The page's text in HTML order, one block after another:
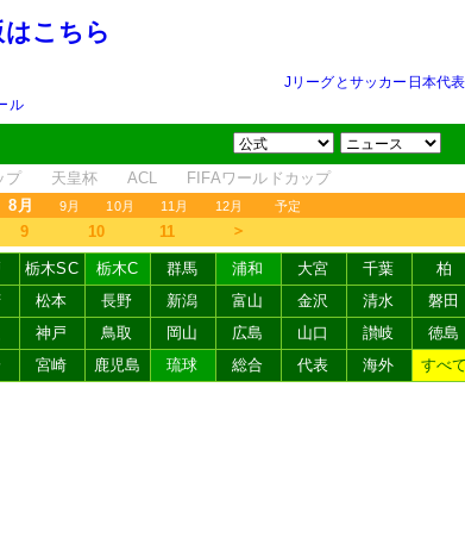
こちら
Jリーグとサッカー日本代
ル
プ 天皇杯 ACL FIFAワールドカップ
8月 9月 10月 11月 12月 予定
9 10 11 ＞
栃木SC 栃木C 群馬 浦和 大宮 千葉
柏
松本 長野 新潟 富山 金沢 清水
磐田
神戸 鳥取 岡山 広島 山口 讃岐
徳島
宮崎 鹿児島 琉球 総合 代表 海外 すべて